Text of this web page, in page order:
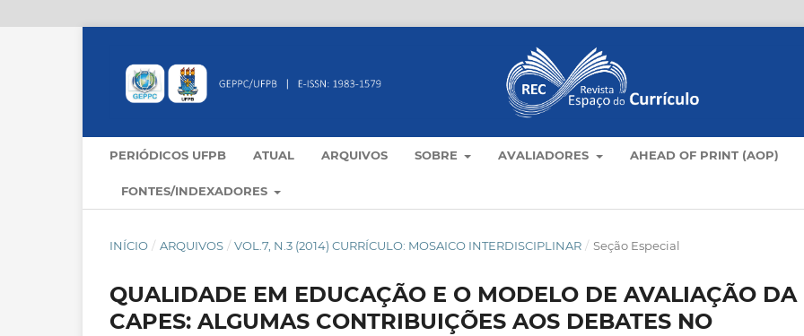
PERIÓDICOS UFPB ATUAL ARQUIVOS SOBRE AVALIADORES AHEAD OF PRINT (AOP)
FONTES/INDEXADORES
INÍCIO / ARQUIVOS / VOL.7, N.3 (2014) CURRÍCULO: MOSAICO INTERDISCIPLINAR / Seção Especial
QUALIDADE EM EDUCAÇÃO E O MODELO DE AVALIAÇÃO DA
CAPES: ALGUMAS CONTRIBUIÇÕES AOS DEBATES NO